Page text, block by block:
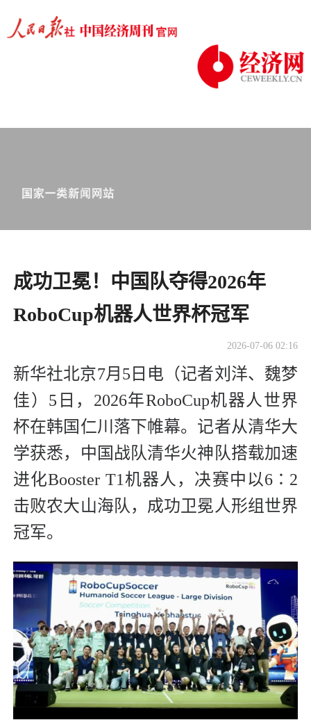
成功卫冕！中国队夺得2026年
RoboCup机器人世界杯冠军
2026-07-06 02:16
新华社北京7月5日电（记者刘洋、魏梦
佳）5日，2026年RoboCup机器人世界
杯在韩国仁川落下帷幕。记者从清华大
学获悉，中国战队清华火神队搭载加速
进化Booster T1机器人，决赛中以6∶2
击败农大山海队，成功卫冕人形组世界
冠军。